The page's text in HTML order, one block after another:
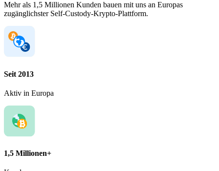
Mehr als 1,5 Millionen Kunden bauen mit uns an Europas
zugänglichster Self-Custody-Krypto-Plattform.
Seit 2013
Aktiv in Europa
1,5 Millionen+